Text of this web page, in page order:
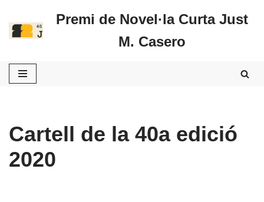
Vés
Premi de Novel·la Curta Just
M. Casero
Cartell de la 40a edició
2020